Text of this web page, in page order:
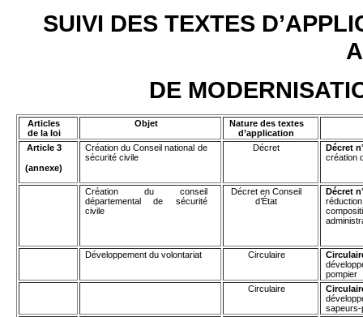
SUIVI DES TEXTES
DE
Articles
de la loi
Objet
Nature des textes
d’application
Article 3
(annexe)
Création du Conseil national de
sécurité civile
Décret
Décret
création
Création du conseil
départemental de sécurité
civile
Décret en Conseil
d’État
Décret
Développement du volontariat Circulaire
pompier
Circulaire
sapeurs-